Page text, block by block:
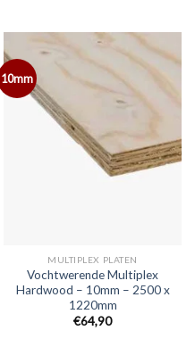
10mm
MULTIPLEX PLATEN
Vochtwerende Multiplex
Hardwood – 10mm – 2500 x
1220mm
€64,90